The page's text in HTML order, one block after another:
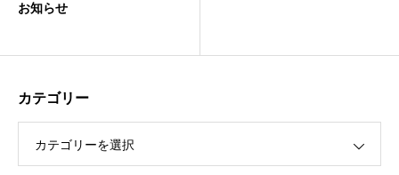
お知らせ
カテゴリー
カテゴリーを選択